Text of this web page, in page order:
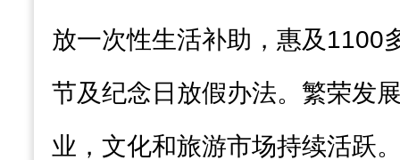
放一次性生活补助，惠及1100
节及纪念日放假办法。繁荣发
业，文化和旅游市场持续活跃